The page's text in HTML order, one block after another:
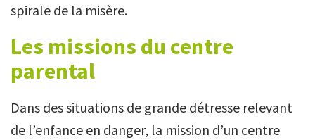
spirale de la misère.
Les missions du centre
parental
Dans des situations de grande détresse relevant
de l’enfance en danger, la mission d’un centre